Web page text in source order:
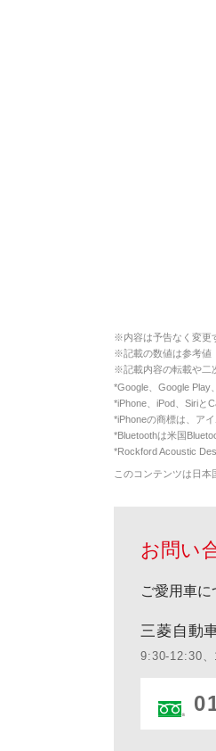
※内容は予告なく変更
※記載の数値は参考値
※記載内容の転載や二
*Google、Google Play
*iPhone、iPod、Siriと
*iPhoneの商標は、ア
*Bluetoothは米国
*Rockford Acoustic
このコンテンツは日本
お問い
ご愛用車に
三菱自動
9:30-12:30